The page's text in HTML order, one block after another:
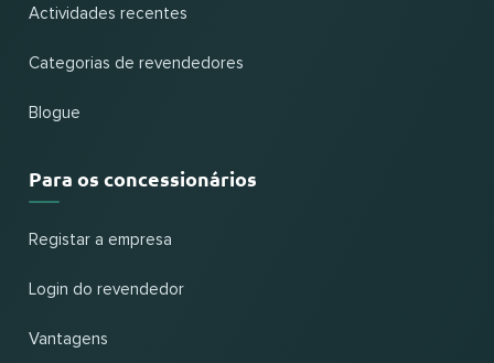
Actividades recentes
Categorias de revendedores
Blogue
Para os concessionários
Registar a empresa
Login do revendedor
Vantagens